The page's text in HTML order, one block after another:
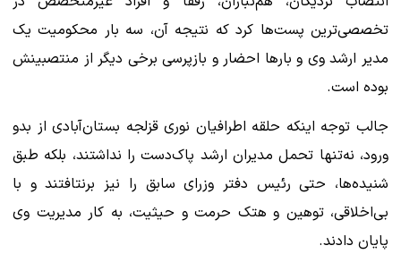
تخصصی‌ترین پست‌ها کرد که نتیجه آن، سه بار محکومیت یک
مدیر ارشد وی و بارها احضار و بازپرسی برخی دیگر از منتصبینش
بوده است.
جالب توجه اینکه حلقه اطرافیان نوری قزلجه بستان‌آبادی از بدو
ورود، نه‌تنها تحمل مدیران ارشد پاک‌دست را نداشتند، بلکه طبق
شنیده‌ها، حتی رئیس دفتر وزرای سابق را نیز برنتافتند و با
بی‌اخلاقی، توهین و هتک حرمت و حیثیت، به کار مدیریت وی
پایان دادند.